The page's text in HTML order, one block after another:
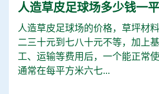
人造草皮足球场多少钱一
人造草皮足球场的价格，草坪材
二三十元到七八十元不等，加上
工、运输等费用后，一个能正常
通常在每平方米六七...